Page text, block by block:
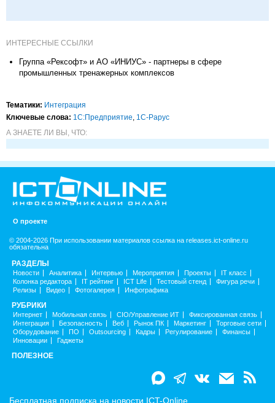
ИНТЕРЕСНЫЕ ССЫЛКИ
Группа «Рексофт» и АО «ИНИУС» - партнеры в сфере
промышленных тренажерных комплексов
Тематики: Интеграция
Ключевые слова: 1С:Предприятие, 1С-Рарус
А ЗНАЕТЕ ЛИ ВЫ, ЧТО:
О проекте
© 2004-2026 При использовании материалов ссылка на releases.ict-online.ru
обязательна
РАЗДЕЛЫ
Новости Аналитика Интервью Мероприятия Проекты
IT класс
Колонка редактора
IT рейтинг ICT Life Тестовый стенд
Фигура речи
Релизы
Видео Фотогалерея Инфографика
РУБРИКИ
Интернет Мобильная связь CIO/Управление ИТ
Фиксированная связь
Интеграция
Безопасность Веб Рынок ПК Маркетинг
Торговые сети
Оборудование
ПО Outsourcing Кадры Регулирование
Финансы
Инновации
Гаджеты
ПОЛЕЗНОЕ
Бесплатная подписка на новости ICT-Online